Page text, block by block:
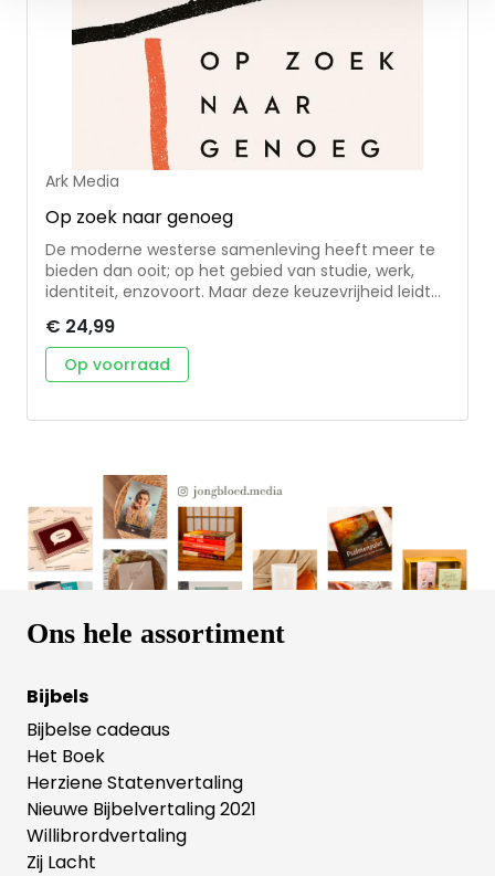
Ark Media
Op zoek naar genoeg
De moderne westerse samenleving heeft meer te
bieden dan ooit; op het gebied van studie, werk,
identiteit, enzovoort. Maar deze keuzevrijheid leidt
aantal mensen met mentale klachten ook groter
dan ooit. In Op zoek naar genoeg laat Tyler Staton
zien dat alleen God werkelijk vervulling geeft. • Aan
discipel Thomas, schrijft Staton dat twijfel kan
levende God te ontmoeten. • Op zoek naar genoeg
nodigt je uit om genoeg te vinden in de God wiens
beloften nooit teleurstellen. Tyler Staton is een
jonge Amerikaanse voorganger. Hij is directeur van
24-7 Prayer USA. Zijn boeken en podcasts vinden
weerklank bij een internationaal publiek van vooral
€ 24,99
Op voorraad
Ons hele assortiment
Bijbels
Bijbelse cadeaus
Het Boek
Herziene Statenvertaling
Nieuwe Bijbelvertaling 2021
Willibrordvertaling
Zij Lacht